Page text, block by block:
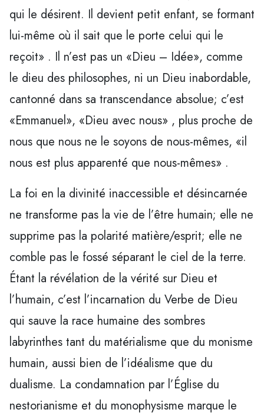
qui le désirent. Il devient petit enfant, se formant
lui-même où il sait que le porte celui qui le
reçoit» . Il n’est pas un «Dieu – Idée», comme
le dieu des philosophes, ni un Dieu inabordable,
cantonné dans sa transcendance absolue; c’est
«Emmanuel», «Dieu avec nous» , plus proche de
nous que nous ne le soyons de nous-mêmes, «il
nous est plus apparenté que nous-mêmes» .
La foi en la divinité inaccessible et désincarnée
ne transforme pas la vie de l’être humain; elle ne
supprime pas la polarité matière/esprit; elle ne
comble pas le fossé séparant le ciel de la terre.
Étant la révélation de la vérité sur Dieu et
l’humain, c’est l’incarnation du Verbe de Dieu
qui sauve la race humaine des sombres
labyrinthes tant du matérialisme que du monisme
humain, aussi bien de l’idéalisme que du
dualisme. La condamnation par l’Église du
nestorianisme et du monophysisme marque le